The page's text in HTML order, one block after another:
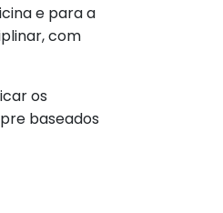
e para a
com
os
baseados